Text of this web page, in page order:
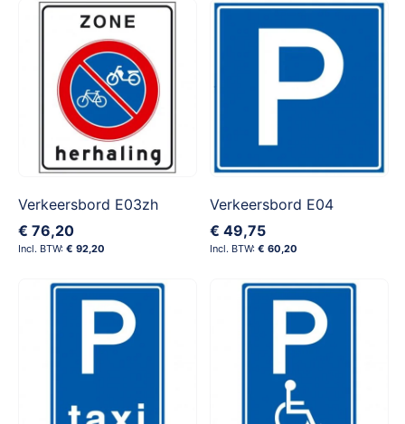
Verkeersbord E03zh
€ 76,20
€ 92,20
Verkeersbord E04
€ 49,75
€ 60,20